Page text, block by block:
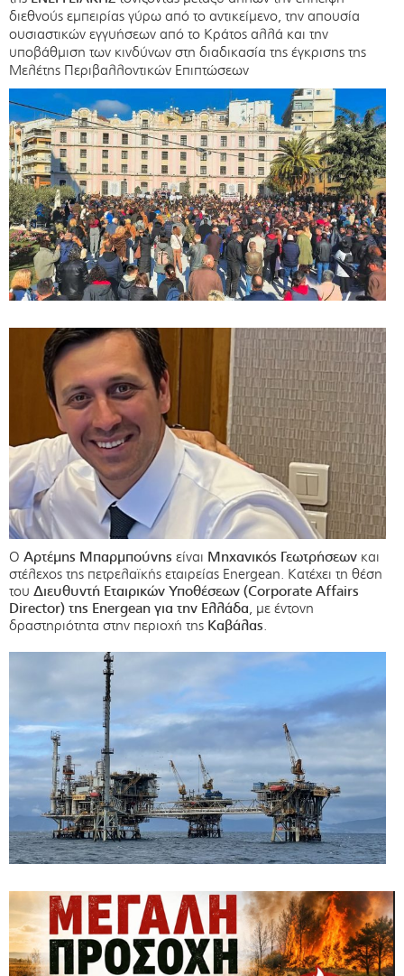
διεθνούς εμπειρίας γύρω από το αντικείμενο, την απουσία
ουσιαστικών εγγυήσεων από το Κράτος αλλά και την
υποβάθμιση των κινδύνων στη διαδικασία της έγκρισης της
Μελέτης Περιβαλλοντικών Επιπτώσεων
Ο Αρτέμης Μπαρμπούνης είναι Μηχανικός Γεωτρήσεων και
στέλεχος της πετρελαϊκής εταιρείας Energean. Κατέχει τη θέση
του Διευθυντή Εταιρικών Υποθέσεων (Corporate Affairs
Director) της Energean για την Ελλάδα, με έντονη
δραστηριότητα στην περιοχή της Καβάλας.